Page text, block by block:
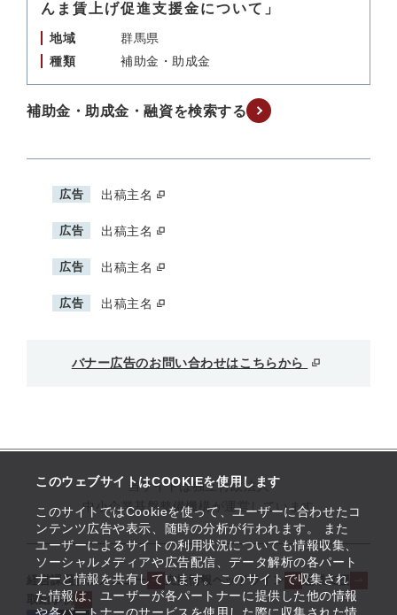
このウェブサイトはCOOKIEを使用します
このサイトではCookieを使って、ユーザーに合わせたコ
ンテンツ広告や表示、随時の分析が行われます。 また
ユーザーによるサイトの利用状況についても情報収集、
ソーシャルメディアや広告配信、データ解析の各パート
ナーと情報を共有しています。 このサイトで収集され
た情報は、ユーザーが各パートナーに提供した他の情報
んま賃上げ促進支援金について」
地域
群馬県
種類
補助金・助成金
補助金・助成金・融資を検索する
広告 出稿主名
広告 出稿主名
広告 出稿主名
広告 出稿主名
バナー広告のお問い合わせはこちらから
当サイトは独立行政法人
中小企業基盤整備機構が運営しています
経営課題解決メニュー 支援情報ヘッドライン
起業支援
取組事例